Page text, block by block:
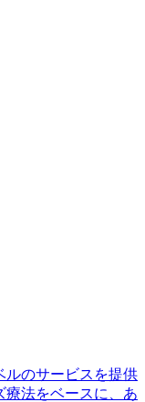
ルのサービスを提供
療法をベースに、あ